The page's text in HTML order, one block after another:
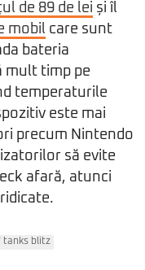
de 89 de lei și îl
mobil care sunt
bateria
mult timp pe
temperaturile
este mai
precum Nintendo
să evite
afară, atunci
tanks blitz